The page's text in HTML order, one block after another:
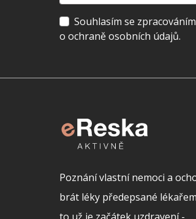
Souhlasím se
o ochraně osobních údajů.
Poznání vlastní nemoci a
brát léky předepsané